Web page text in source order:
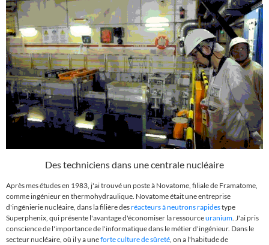
Des techniciens dans une centrale nucléaire
Après mes études en 1983, j'ai trouvé un poste à Novatome, filiale de Framatome,
comme ingénieur en thermohydraulique. Novatome était une entreprise
d'ingénierie nucléaire, dans la filière desréacteurs à neutrons rapidestype
Superphenix, qui présente l'avantage d'économiser la ressourceuranium. J'ai pris
conscience de l'importance de l'informatique dans le métier d'ingénieur. Dans le
secteur nucléaire, où il y a uneforte culture de sûreté, on a l'habitude de